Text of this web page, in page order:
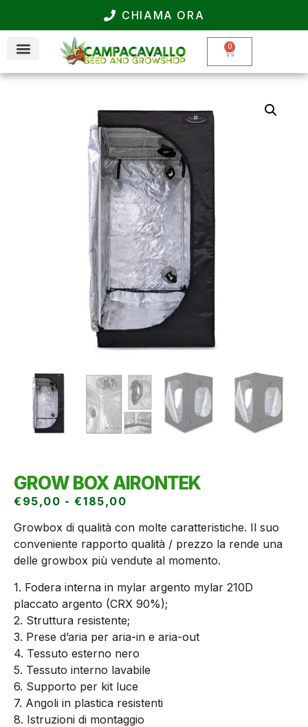
CHIAMA ORA
0
GROW BOX AIRONTEK
€ 95,00 - €185,00
Growbox di qualità con molte caratteristiche. Il suo
conveniente rapporto qualità / prezzo la rende una
delle growbox più vendute al momento.
1. Fodera interna in mylar argento mylar 210D
placcato argento (CRX 90%);
2. Struttura resistente;
3. Prese d’aria per aria-in e aria-out
4. Tessuto esterno nero
5. Tessuto interno lavabile
6. Supporto per kit luce
7. Angoli in plastica resistenti
8. Istruzioni di montaggio